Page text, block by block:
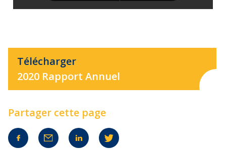
Télécharger
2020 Rapport Annuel
Partager cette page